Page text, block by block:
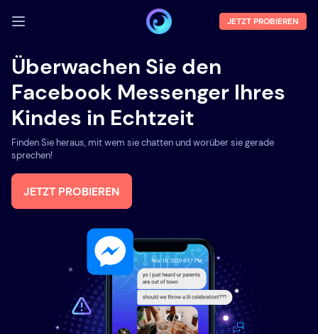
ANMELDEN
Demo
Funktionen
Über uns
Blog
JETZT PROBIEREN
Überwachen Sie den
Facebook Messenger Ihres
Kindes in Echtzeit
Finden Sie heraus, mit wem sie chatten und worüber sie gerade
sprechen!
JETZT PROBIEREN